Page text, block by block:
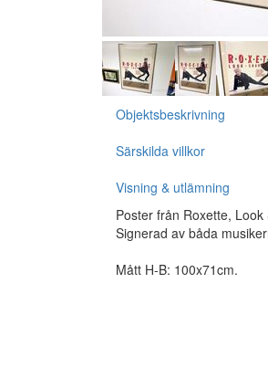
Objektsbeskrivning
Särskilda villkor
Visning & utlämning
Poster från Roxette, Look
Signerad av båda
Mått H-B: 100x71cm.